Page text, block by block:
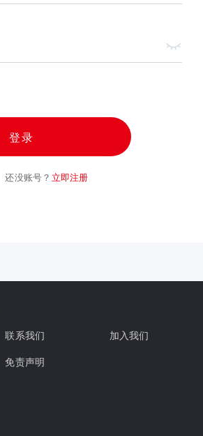
登录
还没账号？ 立即注册
联系我们
加入我们
免责声明